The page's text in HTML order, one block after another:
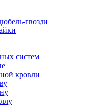
гвозди
систем
кровли